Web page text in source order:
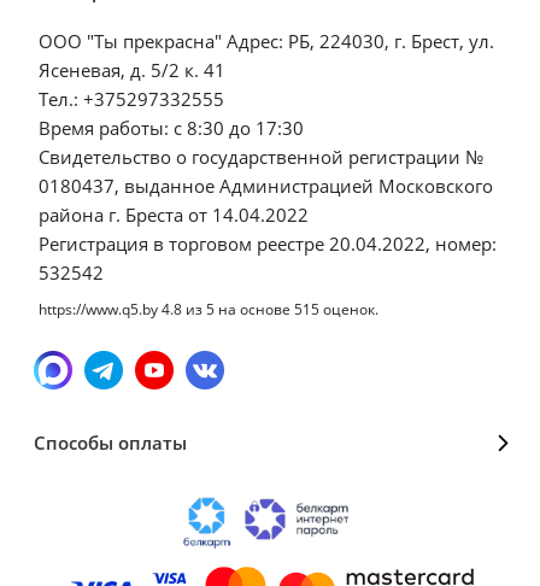
ООО "Ты прекрасна" Адрес: РБ, 224030, г. Брест, ул.
Ясеневая, д. 5/2 к. 41
Тел.: +375297332555
Время работы: с 8:30 до 17:30
Свидетельство о государственной регистрации №
0180437, выданное Администрацией Московского
района г. Бреста от 14.04.2022
Регистрация в торговом реестре 20.04.2022, номер:
532542
https://www.q5.by4.8 из5 на основе 515оценок.
Способы оплаты